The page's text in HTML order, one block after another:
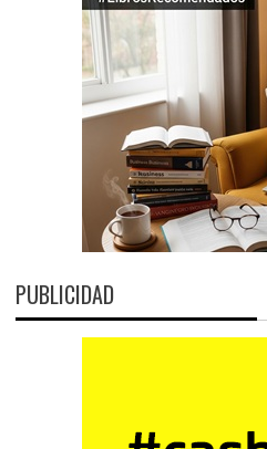
PUBLICIDAD